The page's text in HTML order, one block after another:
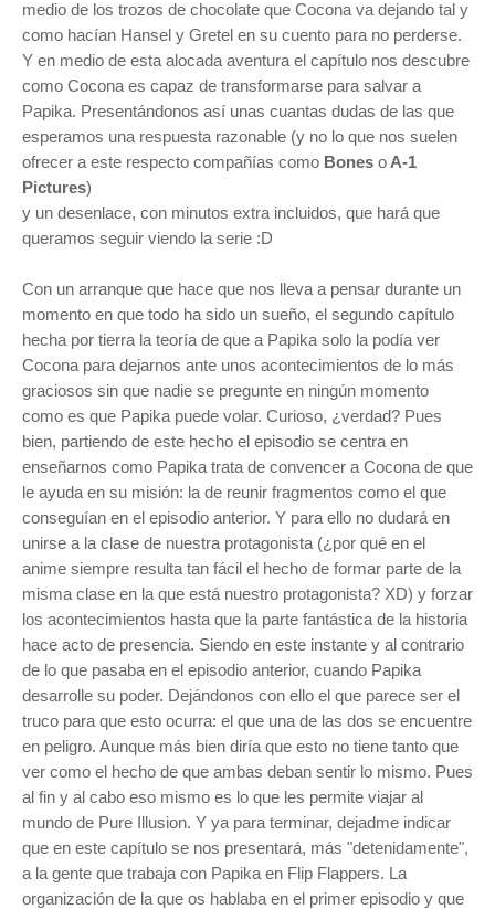
medio de los trozos de chocolate que Cocona va dejando tal y
como hacían Hansel y Gretel en su cuento para no perderse.
Y en medio de esta alocada aventura el capítulo nos descubre
como Cocona es capaz de transformarse para salvar a
Papika. Presentándonos así unas cuantas dudas de las que
esperamos una respuesta razonable (y no lo que nos suelen
ofrecer a este respecto compañías como Bones o A-1
Pictures)
y un desenlace, con minutos extra incluidos, que hará que
queramos seguir viendo la serie :D
Con un arranque que hace que nos lleva a pensar durante un
momento en que todo ha sido un sueño, el segundo capítulo
hecha por tierra la teoría de que a Papika solo la podía ver
Cocona para dejarnos ante unos acontecimientos de lo más
graciosos sin que nadie se pregunte en ningún momento
como es que Papika puede volar. Curioso, ¿verdad? Pues
bien, partiendo de este hecho el episodio se centra en
enseñarnos como Papika trata de convencer a Cocona de que
le ayuda en su misión: la de reunir fragmentos como el que
conseguían en el episodio anterior. Y para ello no dudará en
unirse a la clase de nuestra protagonista (¿por qué en el
anime siempre resulta tan fácil el hecho de formar parte de la
misma clase en la que está nuestro protagonista? XD) y forzar
los acontecimientos hasta que la parte fantástica de la historia
hace acto de presencia. Siendo en este instante y al contrario
de lo que pasaba en el episodio anterior, cuando Papika
desarrolle su poder. Dejándonos con ello el que parece ser el
truco para que esto ocurra: el que una de las dos se encuentre
en peligro. Aunque más bien diría que esto no tiene tanto que
ver como el hecho de que ambas deban sentir lo mismo. Pues
al fin y al cabo eso mismo es lo que les permite viajar al
mundo de Pure Illusion. Y ya para terminar, dejadme indicar
que en este capítulo se nos presentará, más "detenidamente",
a la gente que trabaja con Papika en Flip Flappers. La
organización de la que os hablaba en el primer episodio y que